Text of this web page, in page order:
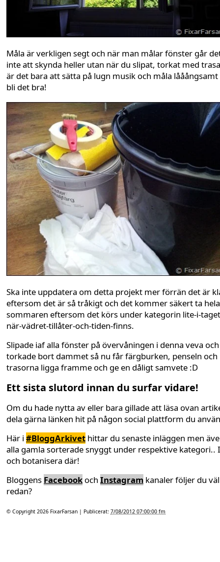
Måla är verkligen segt och när man målar fönster går
inte att skynda heller utan när du slipat, torkat med
är det bara att sätta på lugn musik och måla lååångsamt
bli det bra!
Ska inte uppdatera om detta projekt mer förrän det är
eftersom det är så tråkigt och det kommer säkert ta hela
sommaren eftersom det körs under kategorin lite-i-
när-vädret-tillåter-och-tiden-finns.
Slipade iaf alla fönster på övervåningen i denna veva och
torkade bort dammet så nu får färgburken, penseln och
trasorna ligga framme och ge en dåligt samvete :D
Ett sista slutord innan du surfar vidare!
Om du hade nytta av eller bara gillade att läsa ovan
dela gärna länken hit på någon social plattform du
Här i #BloggArkivet hittar du senaste inläggen men
alla gamla sorterade snyggt under respektive kategori..
och botanisera där!
Bloggens Facebook och Instagram kanaler följer du väl
redan?
© Copyright 2026 FixarFarsan | Publicerat: 7/08/2012 07:00:00 fm